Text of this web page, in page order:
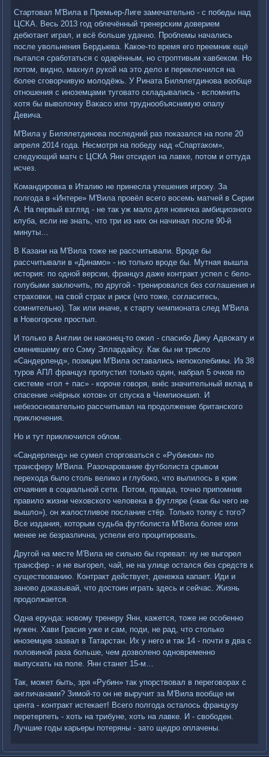
Стартовал М'Вила в Премьер-Лиге замечательно - с победы над
ЦСКА. Весь 2013 год облечённый тренерским доверием
дебютант играл, и всё больше удачно. Проблемы начались
после увольнения Бердыева. Какое-то время его преемник ещё
пытался сработаться с одарённым, но строптивым хавбеком. Но
потом, видно, махнул рукой на это дело и переключился на
более сговорчивую молодёжь. У Рината Билялетдинова вообще
отношения с иноземцами туговато складывались - вспомнить
хотя бы выволочку Вакасо или труднообъяснимую опалу
Девича.
М'Вила у Билялетдинова последний раз показался на поле 20
апреля 2014 года. Несмотря на победу над «Спартаком»,
следующий матч с ЦСКА Янн отсидел на лавке, потом и оттуда
исчез.
Командировка в Италию не принесла утешения игроку. За
полгода в «Интере» М'Вила провёл всего восемь матчей в Серии
A. На первый взгляд - не так уж мало для новичка амбициозного
клуба, если не знать, что три из них он начинал после 90-й
минуты…
В Казани на М'Вила тоже не рассчитывали. Вроде бы
рассчитывали в «Динамо» - но только вроде бы. Мутная вышла
история: по одной версии, француз даже контракт успел с бело-
голубыми заключить, по другой - тренировался без соглашения и
страховки, на свой страх и риск (что тоже, согласитесь,
сомнительно). Так или иначе, к старту чемпионата след М'Вила
в Новогорске простыл.
И только в Англии он наконец-то ожил - спасибо Дику Адвокату и
сменившему его Сэму Эллардайсу. Как бы ни трясло
«Сандерленд», позиции М'Вила оставались непоколебимы. Из 38
туров АПЛ француз пропустил только один, набрал 5 очков по
системе «гол + пас» - короче говоря, внёс значительный вклад в
спасение «чёрных котов» от спуска в Чемпионшип. И
небезосновательно рассчитывал на продолжение британского
приключения.
Но и тут приключился облом.
«Сандерленд» не сумел сторговаться с «Рубином» по
трансферу М'Вила. Разочарование футболиста срывом
перехода было столь велико и глубоко, что вылилось в крик
отчаяния в социальной сети. Потом, правда, точно припомнив
правило жизни чеховского человека в футляре («как бы чего не
вышло»), он жалостливое послание стёр. Только толку с того?
Все издания, которым судьба футболиста М'Вила более или
менее не безразлична, успели его процитировать.
Другой на месте М'Вила не сильно бы горевал: ну не выгорел
трансфер - и не выгорел, чай, не на улице остался без средств к
существованию. Контракт действует, денежка капает. Иди и
заново доказывай, что достоин играть здесь и сейчас. Жизнь
продолжается.
Одна ерунда: новому тренеру Янн, кажется, тоже не особенно
нужен. Хави Грасия уже и сам, поди, не рад, что столько
иноземцев зазвал в Татарстан. Их у него и так 14 - почти в два с
половиной раза больше, чем дозволено одновременно
выпускать на поле. Янн станет 15-м…
Так, может быть, зря «Рубин» так упорствовал в переговорах с
англичанами? Зимой-то он не выручит за М'Вила вообще ни
цента - контракт истекает! Всего полгода осталось французу
перетерпеть - хоть на трибуне, хоть на лавке. И - свободен.
Лучшие годы карьеры потеряны - зато щедро оплачены.